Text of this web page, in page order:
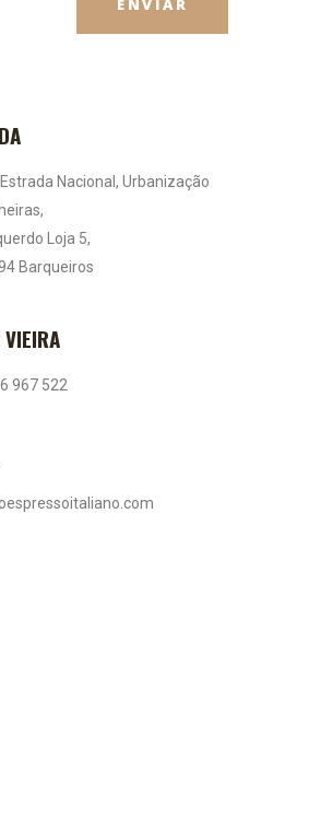
Nacional, Urbanização
Loja 5,
Barqueiros
967 522